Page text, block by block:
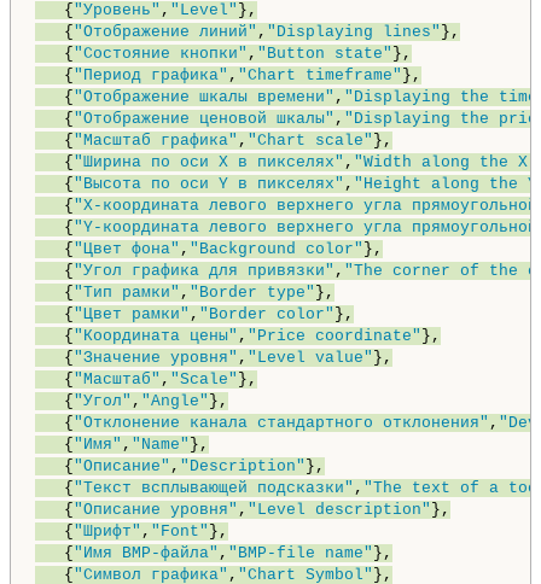
{ "Уровень" , "Level" },
{ "Отображение линий" , "Displaying lines" },
{ "Состояние кнопки" , "Button state" },
{ "Период графика" , "Chart timeframe" },
{ "Отображение шкалы времени" , "Displaying the
{ "Отображение ценовой шкалы" , "Displaying the
{ "Масштаб графика" , "Chart scale" },
{ "Ширина по оси X в пикселях" , "Width along the
{ "Высота по оси Y в пикселях" , "Height along the
{ "X-координата левого верхнего угла
{ "Y-координата левого верхнего угла
{ "Цвет фона" , "Background color" },
{ "Угол графика для привязки" , "The corner of the
{ "Тип рамки" , "Border type" },
{ "Цвет рамки" , "Border color" },
{ "Координата цены" , "Price coordinate" },
{ "Значение уровня" , "Level value" },
{ "Масштаб" , "Scale" },
{ "Угол" , "Angle" },
{ "Отклонение канала стандартного отклонения" ,
{ "Имя" , "Name" },
{ "Описание" , "Description" },
{ "Текст всплывающей подсказки" , "The text of a
{ "Описание уровня" , "Level description" },
{ "Шрифт" , "Font" },
{ "Имя BMP-файла" , "BMP-file name" },
{ "Символ графика" , "Chart Symbol" },